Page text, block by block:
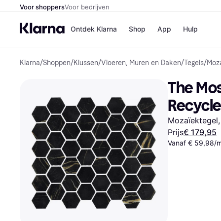
Voor shoppersVoor bedrijven
Ontdek Klarna Shop
Winkels
Bol
H&M
App Hulp
Klarna/Shoppen/Klussen/Vloeren, Muren en Daken/Tegels/
The
Prijs€ 179,95
Vanaf € 59,98/